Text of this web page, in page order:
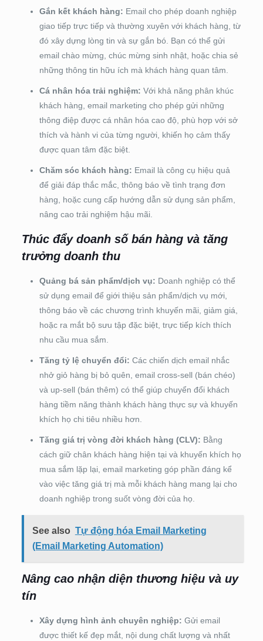
Gắn kết khách hàng: Email cho phép doanh nghiệp
giao tiếp trực tiếp và thường xuyên với khách hàng, từ
đó xây dựng lòng tin và sự gắn bó. Bạn có thể gửi
email chào mừng, chúc mừng sinh nhật, hoặc chia sẻ
những thông tin hữu ích mà khách hàng quan tâm.
Cá nhân hóa trải nghiệm: Với khả năng phân khúc
khách hàng, email marketing cho phép gửi những
thông điệp được cá nhân hóa cao độ, phù hợp với sở
thích và hành vi của từng người, khiến họ cảm thấy
được quan tâm đặc biệt.
Chăm sóc khách hàng: Email là công cụ hiệu quả
để giải đáp thắc mắc, thông báo về tình trạng đơn
hàng, hoặc cung cấp hướng dẫn sử dụng sản phẩm,
nâng cao trải nghiệm hậu mãi.
Thúc đẩy doanh số bán hàng và tăng
trưởng doanh thu
Quảng bá sản phẩm/dịch vụ: Doanh nghiệp có thể
sử dụng email để giới thiệu sản phẩm/dịch vụ mới,
thông báo về các chương trình khuyến mãi, giảm giá,
hoặc ra mắt bộ sưu tập đặc biệt, trực tiếp kích thích
nhu cầu mua sắm.
Tăng tỷ lệ chuyển đổi: Các chiến dịch email nhắc
nhở giỏ hàng bị bỏ quên, email cross-sell (bán chéo)
và up-sell (bán thêm) có thể giúp chuyển đổi khách
hàng tiềm năng thành khách hàng thực sự và khuyến
khích họ chi tiêu nhiều hơn.
Tăng giá trị vòng đời khách hàng (CLV): Bằng
cách giữ chân khách hàng hiện tại và khuyến khích họ
mua sắm lặp lại, email marketing góp phần đáng kể
vào việc tăng giá trị mà mỗi khách hàng mang lại cho
doanh nghiệp trong suốt vòng đời của họ.
See also Tự động hóa Email Marketing
(Email Marketing Automation)
Nâng cao nhận diện thương hiệu và uy
tín
Xây dựng hình ảnh chuyên nghiệp: Gửi email
được thiết kế đẹp mắt, nội dung chất lượng và nhất